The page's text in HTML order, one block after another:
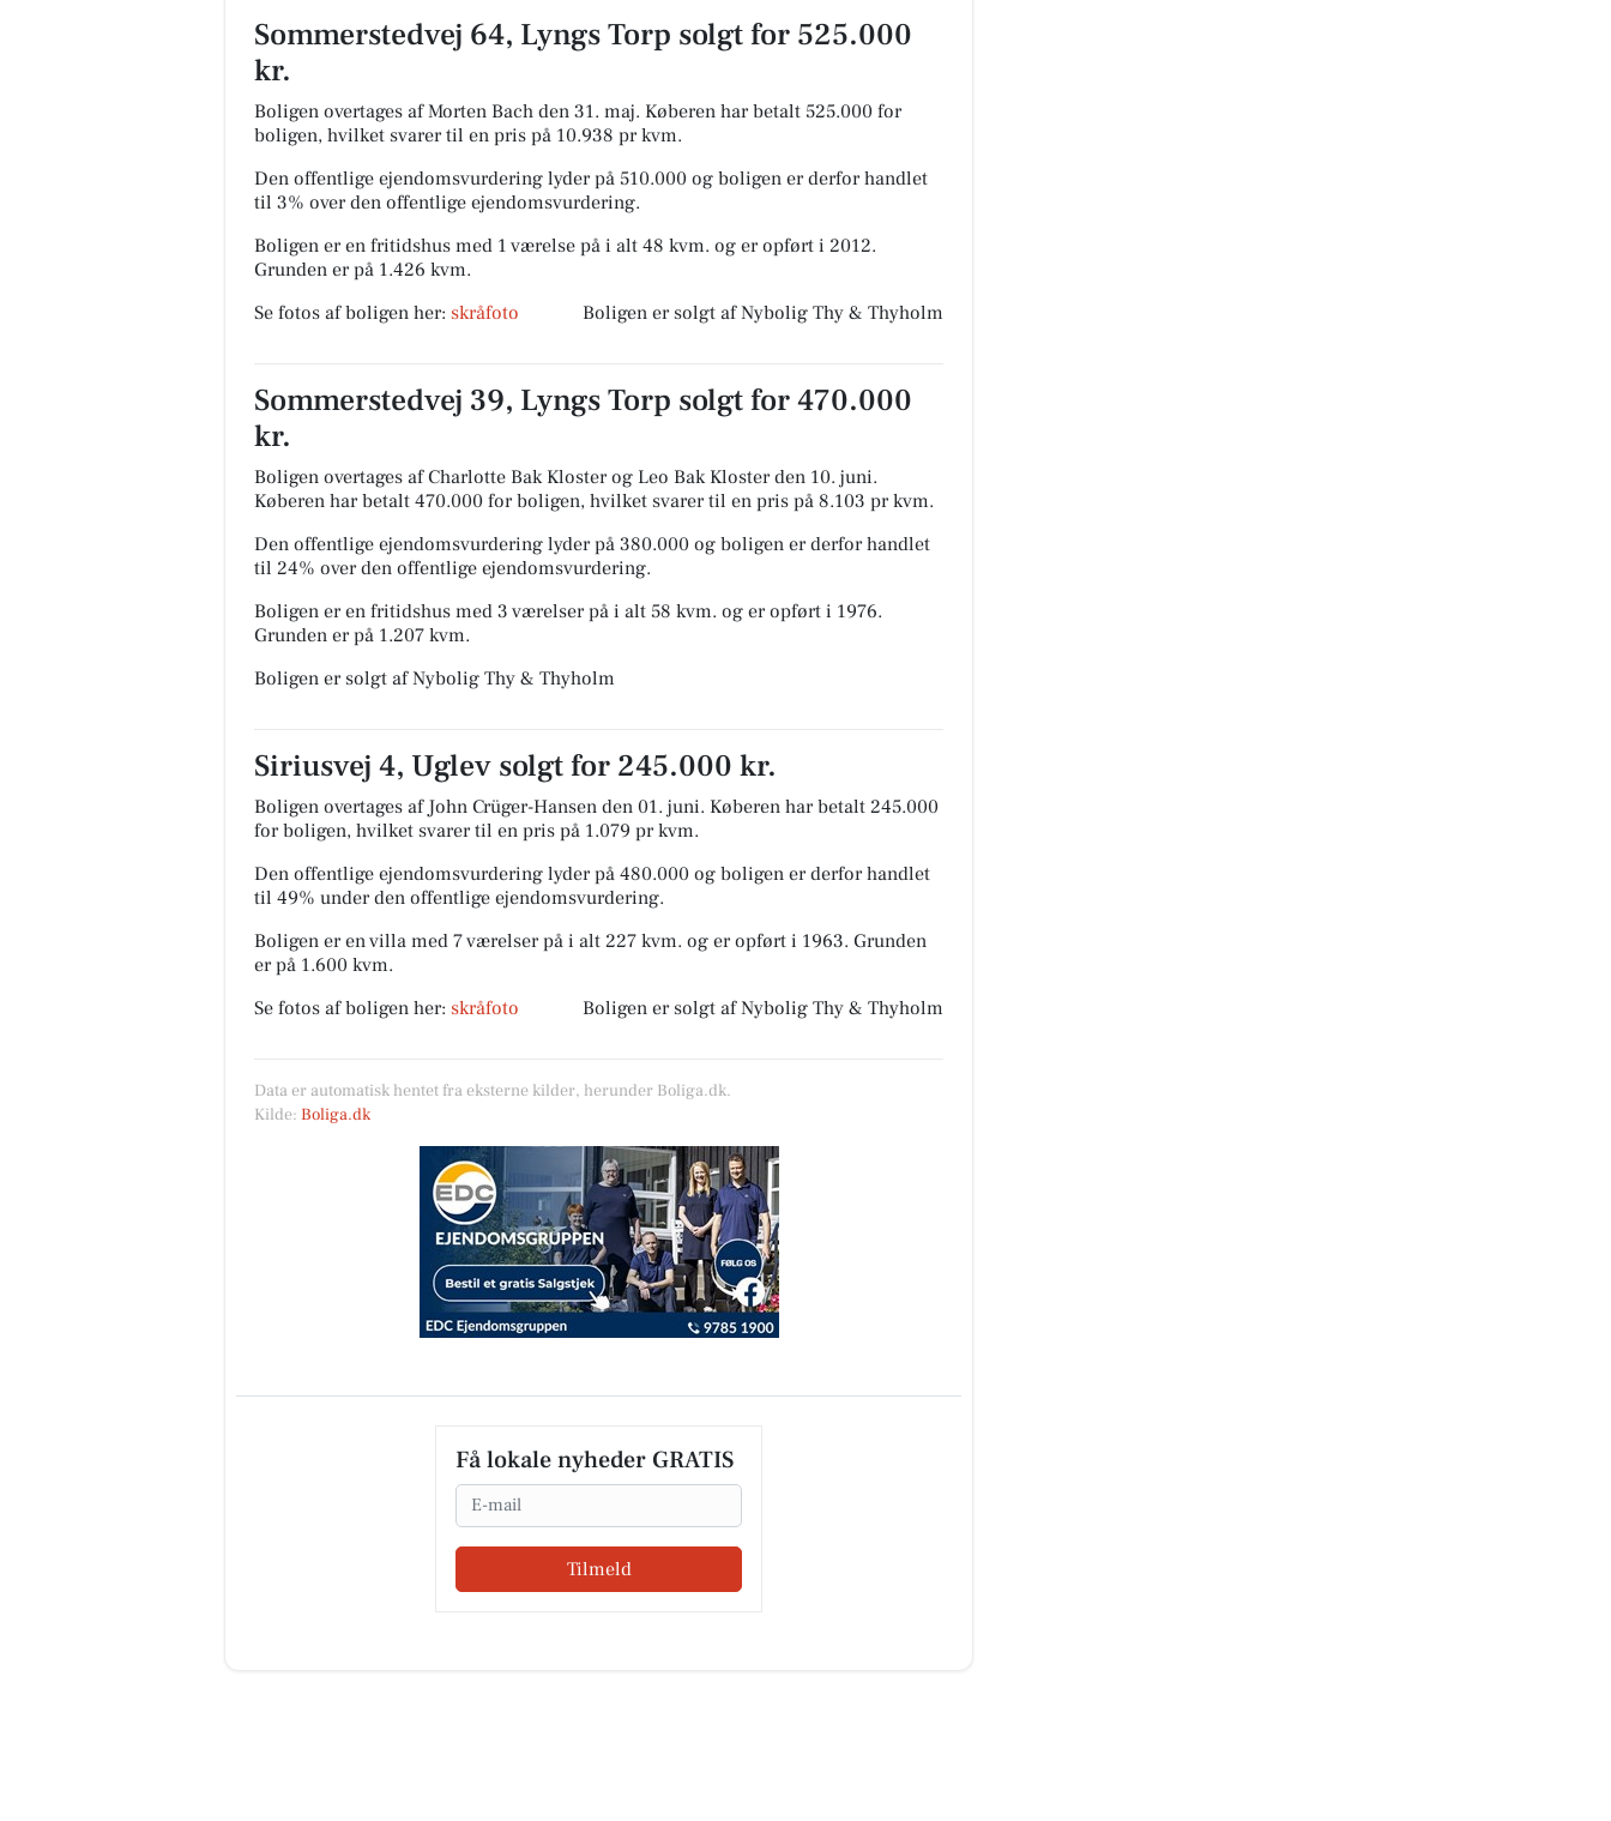
Sommerstedvej 64, Lyngs Torp solgt for 525.000
kr.
Boligen overtages af Morten Bach den 31. maj. Køberen har betalt 525.000 for
boligen, hvilket svarer til en pris på 10.938 pr kvm.
Den offentlige ejendomsvurdering lyder på 510.000 og boligen er derfor handlet
til 3% over den offentlige ejendomsvurdering.
Boligen er en fritidshus med 1 værelse på i alt 48 kvm. og er opført i 2012.
Grunden er på 1.426 kvm.
Se fotos af boligen her: skråfoto Boligen er solgt af Nybolig Thy & Thyholm
Sommerstedvej 39, Lyngs Torp solgt for 470.000
kr.
Boligen overtages af Charlotte Bak Kloster og Leo Bak Kloster den 10. juni.
Køberen har betalt 470.000 for boligen, hvilket svarer til en pris på 8.103 pr kvm.
Den offentlige ejendomsvurdering lyder på 380.000 og boligen er derfor handlet
til 24% over den offentlige ejendomsvurdering.
Boligen er en fritidshus med 3 værelser på i alt 58 kvm. og er opført i 1976.
Grunden er på 1.207 kvm.
Boligen er solgt af Nybolig Thy & Thyholm
Siriusvej 4, Uglev solgt for 245.000 kr.
Boligen overtages af John Crüger-Hansen den 01. juni. Køberen har betalt 245.000
for boligen, hvilket svarer til en pris på 1.079 pr kvm.
Den offentlige ejendomsvurdering lyder på 480.000 og boligen er derfor handlet
til 49% under den offentlige ejendomsvurdering.
Boligen er en villa med 7 værelser på i alt 227 kvm. og er opført i 1963. Grunden
er på 1.600 kvm.
Se fotos af boligen her: skråfoto Boligen er solgt af Nybolig Thy & Thyholm
Data er automatisk hentet fra eksterne kilder, herunder Boliga.dk.
Kilde: Boliga.dk
Få lokale nyheder GRATIS
Email
Tilmeld